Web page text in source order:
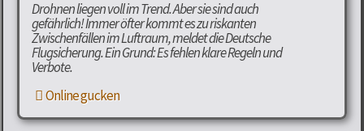
Drohnen liegen voll im Trend. Aber sie sind auch
gefährlich! Immer öfter kommt es zu riskanten
Zwischenfällen im Luftraum, meldet die Deutsche
Flugsicherung. Ein Grund: Es fehlen klare Regeln und
Verbote.
Online gucken